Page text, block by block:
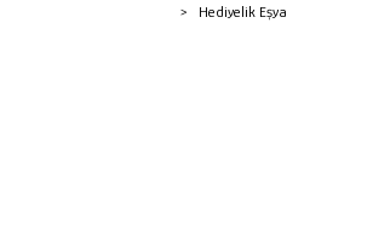
Hediyelik Eşya